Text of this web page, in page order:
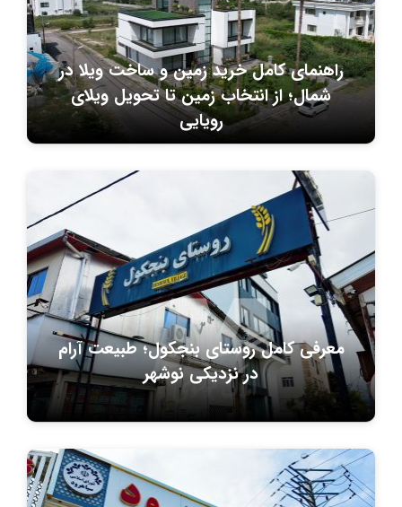
راهنمای کامل خرید زمین و ساخت ویلا در
شمال؛ از انتخاب زمین تا تحویل ویلای
رویایی
معرفی کامل روستای بنجکول؛ طبیعت آرام
در نزدیکی نوشهر